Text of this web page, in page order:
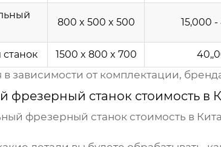
800 x 500 x 500 15,000
1500 x 800 x 700
в зависимости от комплектации,
фрезерный станок стоимость в
фрезерный станок стоимость в